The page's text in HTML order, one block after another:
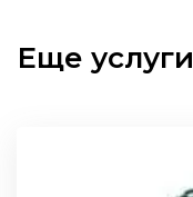
Еще услуги